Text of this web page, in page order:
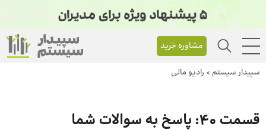
مشاوره خرید
سپیدار سیستم > رادیو مالی
قسمت 40: پاسخ به سوالات شما